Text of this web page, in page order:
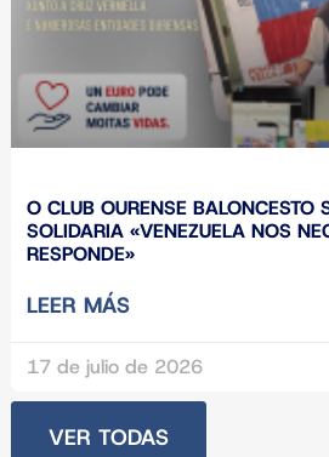
O CLUB OURENSE
SOLIDARIA «VENEZUELA NOS
RESPONDE»
LEER MÁS
17 de julio de 2026
VER TODAS